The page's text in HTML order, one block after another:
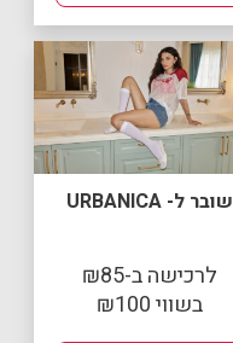
שובר ל- URBANICA
לרכישה ב-₪85
בשווי ₪100